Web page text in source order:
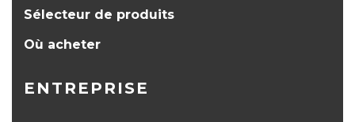
Sélecteur de produits
Où acheter
ENTREPRISE